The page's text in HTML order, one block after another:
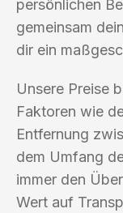
persönlichen
gemeinsam
dir ein
Unsere Preise
Faktoren wie
Entfernung
dem Umfang
immer den
Wert auf